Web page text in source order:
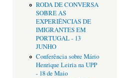
RODA DE CONVERSA
SOBRE AS
EXPERIÊNCIAS DE
IMIGRANTES EM
PORTUGAL - 13
JUNHO
Conferência sobre Mário
Henrique Leiria na UPP
- 18 de Maio